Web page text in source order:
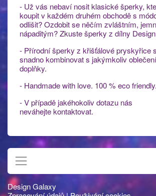
- Už vás nebaví nosit klasické šperky,
koupit v každém druhém obchodě s
odlišit? Ozdobit se něčím zvláštním,
nápaditým? Zkuste šperky z dílny
- Přírodní šperky z křišťálové pryskyřice
snadno kombinovat s jakýmkoliv
doplňky.
- Handmade with love. 100 % eco friendly.
- V případě jakéhokoliv dotazu nás
neváhejte kontaktovat.
Design Galaxy